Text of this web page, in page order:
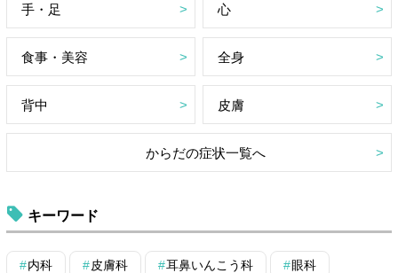
手・足 心
食事・美容 全身
背中 皮膚
からだの症状一覧へ
キーワード
内科 皮膚科 耳鼻いんこう科 眼科